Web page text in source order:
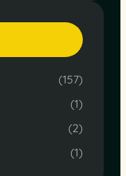
(157)
(1)
(2)
(1)